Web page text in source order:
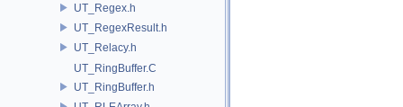
UT_Regex.h
UT_RegexResult.h
UT_Relacy.h
UT_RingBuffer.C
UT_RingBuffer.h